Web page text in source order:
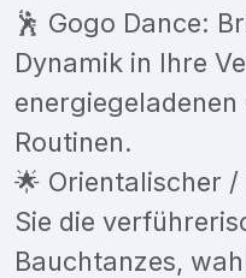
🕺 Gogo Dance:
Dynamik in Ihre
Routinen.
🌟 Orientalischer
Sie die
Bauchtanzes,